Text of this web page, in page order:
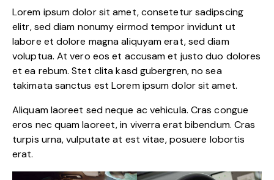
Lorem ipsum dolor sit amet, consetetur sadipscing
elitr, sed diam nonumy eirmod tempor invidunt ut
labore et dolore magna aliquyam erat, sed diam
voluptua. At vero eos et accusam et justo duo dolores
et ea rebum. Stet clita kasd gubergren, no sea
takimata sanctus est Lorem ipsum dolor sit amet.
Aliquam laoreet sed neque ac vehicula. Cras congue
eros nec quam laoreet, in viverra erat bibendum. Cras
turpis urna, vulputate at est vitae, posuere lobortis
erat.